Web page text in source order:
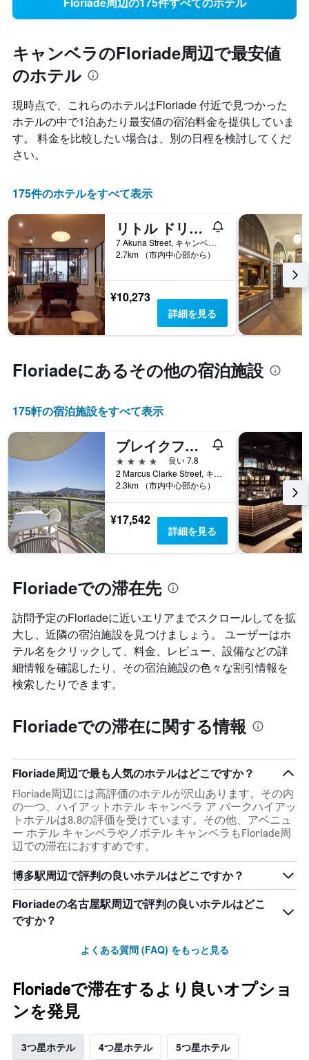
キャンベラのFloriade周辺で最安値
のホテル
現時点で、これらのホテルはFloriade 付近で見つかった
ホテルの中で1泊あたり最安値の宿泊料金を提供していま
す。 料金を比較したい場合は、別の日程を検討してくだ
さい。
175件のホテルをすべて表示
リトル ドリフター キャンベラ
7 Akuna Street, キャンベラ, ACT, オーストラリア
2.7km （市内中心部から）
¥10,273
詳細を見る
Floriade​にあるその他の宿泊施設
175​軒の宿泊施設をすべて表示
ブレイクフリー キャピタル タワー
4つ星
良い 7.8
2 Marcus Clarke Street, キャンベラ, ACT, オーストラリア
2.3km （市内中心部から）
¥17,542
詳細を見る
Floriadeでの滞在先
訪問予定のFloriadeに近いエリアまでスクロールしてを拡
大し、近隣の宿泊施設を見つけましょう。 ユーザーはホ
テル名をクリックして、料金、レビュー、設備などの詳
細情報を確認したり、その宿泊施設の色々な割引情報を
検索したりできます。
Floriadeでの滞在に関する情報
Floriade周辺で最も人気のホテルはどこですか？
Floriade周辺には高評価のホテルが沢山あります。その内
の一つ、ハイアットホテル キャンベラ ア パークハイアッ
トホテルは8.8の評価を受けています。その他、アベニュ
ー ホテル キャンベラやノボテル キャンベラもFloriade周
辺での滞在におすすめです。
博多駅周辺で評判の良いホテルはどこですか？
Floriadeの名古屋駅周辺で評判の良いホテルはどこ
ですか？
よくある質問 (FAQ) をもっと見る
Floriadeで滞在するより良いオプショ
ンを発見
3つ星ホテル 4つ星ホテル 5つ星ホテル